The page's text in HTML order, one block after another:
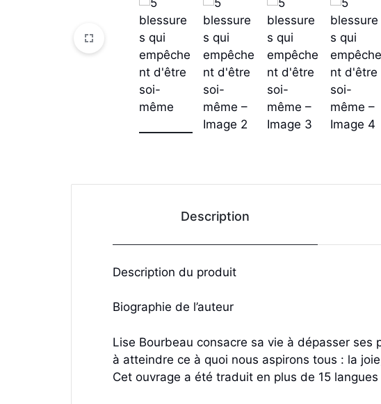
Description
Description du produit
Biographie de l’auteur
Lise Bourbeau consacre sa vie à dépasser
à atteindre ce à quoi nous aspirons tous : la
Cet ouvrage a été traduit en plus de 15